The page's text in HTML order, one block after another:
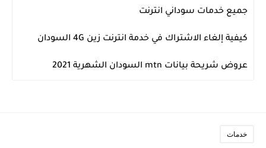
خدمات
جميع خدمات سوداني انترنت
خدمات
كيفية إلغاء الاشتراك في خدمة انترنت زين 4G السودان
خدمات
عروض شريحة بيانات mtn السودان الشهرية 2021
خدمات